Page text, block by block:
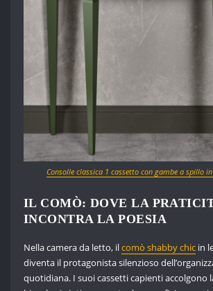
Consolle classica 1 cassetto con gambe a spillo
IL COMÒ: DOVE LA
INCONTRA LA POESIA
Nella camera da letto, ilcomò shabby chicin
diventa il protagonista silenzioso
quotidiana. I suoi cassetti capienti accolgono